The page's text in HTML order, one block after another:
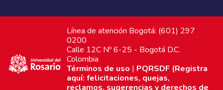
Línea de atención Bogotá: (601) 297
0200
Calle 12C Nº 6-25 - Bogotá D.C.
Colombia
Términos de uso | PQRSDF (Registra
aquí: felicitaciones, quejas,
reclamos, sugerencias y derechos de